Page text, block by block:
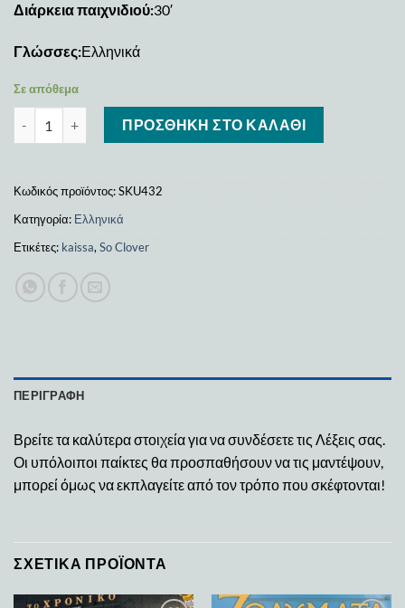
Διάρκεια παιχνιδιού:30′
Γλώσσες:Ελληνικά
Σε απόθεμα
So Clover ποσότηταΠΡΟΣΘΉΚΗ ΣΤΟ ΚΑΛΆΘΙ
Κωδικός προϊόντος:SKU432
Κατηγορία: Ελληνικά
Ετικέτες: kaissa,So Clover
ΠΕΡΙΓΡΑΦΉ
Βρείτε τα καλύτερα στοιχεία για να συνδέσετε τις Λέξεις σας.
Οι υπόλοιποι παίκτες θα προσπαθήσουν να τις μαντέψουν,
μπορεί όμως να εκπλαγείτε από τον τρόπο που σκέφτονται!
ΣΧΕΤΙΚΆ ΠΡΟΪΌΝΤΑ